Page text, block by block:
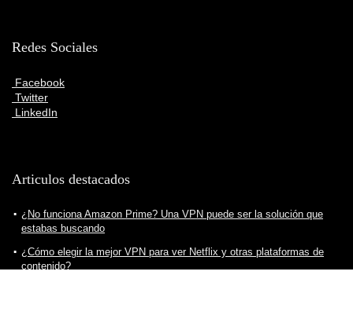
Redes Sociales
Facebook
Twitter
LinkedIn
Articulos destacados
¿No funciona Amazon Prime? Una VPN puede ser la solución que
estabas buscando
¿Cómo elegir la mejor VPN para ver Netflix y otras plataformas de
contenido?